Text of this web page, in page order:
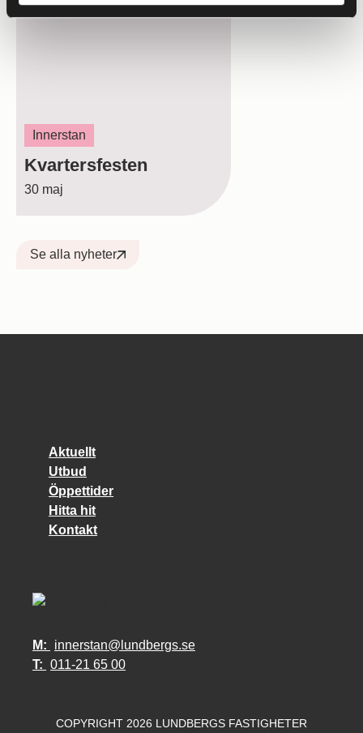
Innerstan
Kvartersfesten
30 maj
Se alla nyheter
M:
innerstan@lundbergs.se
T: 011-21 65 00
Aktuellt
Utbud
Öppettider
Hitta hit
Kontakt
COPYRIGHT 2026 LUNDBERGS FASTIGHETER